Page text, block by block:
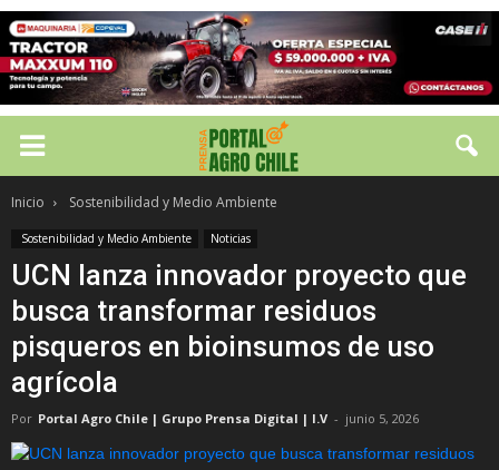
Inicio Sostenibilidad y Medio Ambiente
Sostenibilidad y Medio Ambiente Noticias
UCN lanza innovador proyecto que
busca transformar residuos
pisqueros en bioinsumos de uso
agrícola
Por Portal Agro Chile | Grupo Prensa Digital | I.V - junio 5, 2026